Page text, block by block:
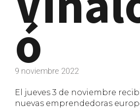
ó
9 noviembre 2022
El jueves 3 de noviembre
nuevas emprendedoras